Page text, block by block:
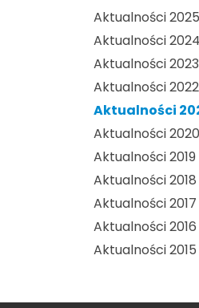
Aktualności 2025
Aktualności 2024
Aktualności 2023
Aktualności 2022
Aktualności
Aktualności 2020
Aktualności 2019
Aktualności 2018
Aktualności 2017
Aktualności 2016
Aktualności 2015